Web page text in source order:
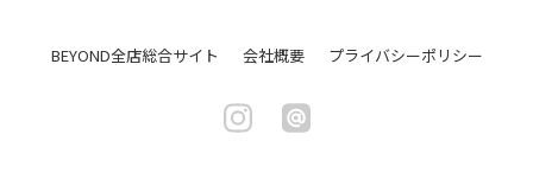
BEYOND全店総合サイト 会社概要 プライバシーポリシー